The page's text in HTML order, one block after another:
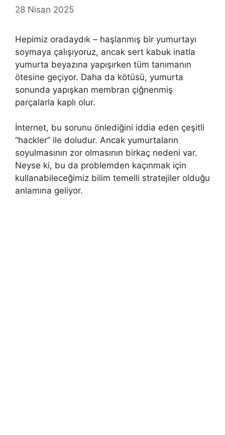
28 Nisan 2025
Hepimiz oradaydık – haşlanmış bir yumurtayı
soymaya çalışıyoruz, ancak sert kabuk inatla
yumurta beyazına yapışırken tüm tanımanın
ötesine geçiyor. Daha da kötüsü, yumurta
sonunda yapışkan membran çiğnenmiş
parçalarla kaplı olur.
İnternet, bu sorunu önlediğini iddia eden çeşitli
“hackler” ile doludur. Ancak yumurtaların
soyulmasının zor olmasının birkaç nedeni var.
Neyse ki, bu da problemden kaçınmak için
kullanabileceğimiz bilim temelli stratejiler olduğu
anlamına geliyor.